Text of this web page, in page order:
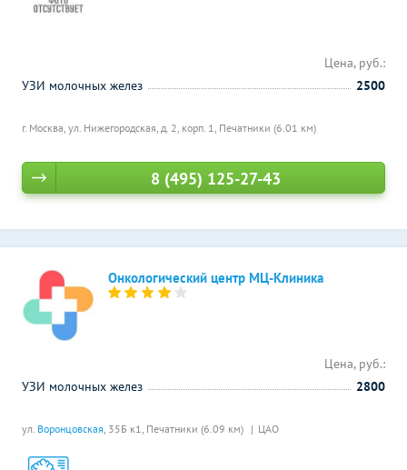
г. Москва, ул. Нижегородская, д. 2, корп. 1, Печатники (6.01 км)
Цена, руб.:
УЗИ молочных желез
2500
8 (495) 125-27-43
Онкологический центр МЦ-Клиника
ул. Воронцовская, 35Б к1, Печатники (6.09 км) ЦАО
Цена, руб.:
УЗИ молочных желез
2800